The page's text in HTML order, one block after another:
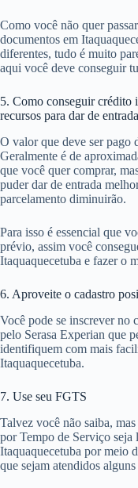
Como você não quer
documentos em
diferentes, tudo é muito
aqui você deve conseguir
5. Como conseguir crédito
recursos para dar de entrada
O valor que deve ser pago
Geralmente é de
que você quer comprar,
puder dar de entrada
parcelamento diminuirão.
Para isso é essencial que
prévio, assim você
Itaquaquecetuba e fazer o
6. Aproveite o cadastro
Você pode se inscrever no
pelo Serasa Experian que
identifiquem com mais
Itaquaquecetuba.
7. Use seu FGTS
Talvez você não saiba,
por Tempo de Serviço
Itaquaquecetuba por meio
que sejam atendidos